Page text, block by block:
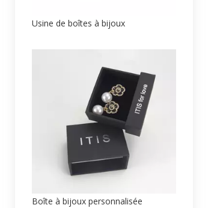
Usine de boîtes à bijoux
Boîte à bijoux personnalisée